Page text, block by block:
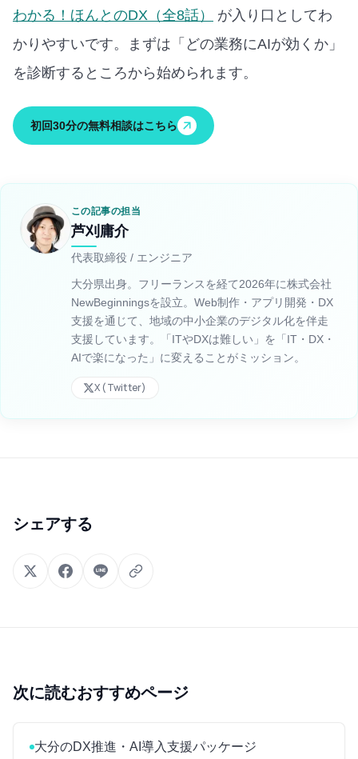
わかる！ほんとのDX（全8話）
が入り口としてわ
かりやすいです。
まずは「どの業務にAIが効くか」
を診断するところから始められます。
初回30分の無料相談はこちら
この記事の担当
芦刈庸介
代表取締役 / エンジニア
大分県出身。フリーランスを経て2026年に株式会社
NewBeginningsを設立。Web制作・アプリ開発・DX
支援を通じて、地域の中小企業のデジタル化を伴走
支援しています。「ITやDXは難しい」を「IT・DX・
AIで楽になった」に変えることがミッション。
X (Twitter)
シェアする
次に読むおすすめページ
大分のDX推進・AI導入支援パッケージ